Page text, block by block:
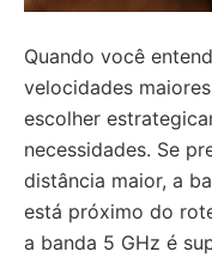
Quando você
velocidades
escolher
necessidades. Se
distância maior, a
está próximo do
a banda 5 GHz é